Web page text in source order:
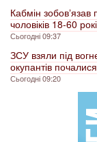
Кабмін
чоловіків 18-60
Сьогодні 09:37
ЗСУ взяли під
окупантів
Сьогодні 09:20